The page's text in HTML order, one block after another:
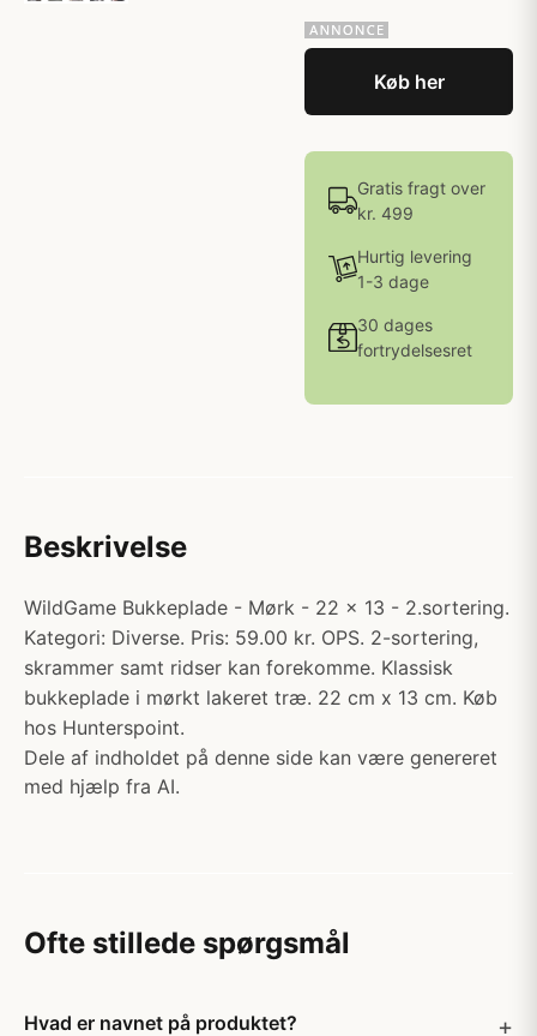
Køb her
Gratis fragt over
kr. 499
Hurtig levering
1-3 dage
30 dages
fortrydelsesret
Beskrivelse
WildGame Bukkeplade - Mørk - 22 x 13 - 2.sortering.
Kategori: Diverse. Pris: 59.00 kr. OPS. 2-sortering,
skrammer samt ridser kan forekomme. Klassisk
bukkeplade i mørkt lakeret træ. 22 cm x 13 cm. Køb
hos Hunterspoint.
Dele af indholdet på denne side kan være genereret
med hjælp fra AI.
Ofte stillede spørgsmål
Hvad er navnet på produktet?